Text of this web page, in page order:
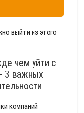
выйти из этого
чем уйти с
3 важных
компаний